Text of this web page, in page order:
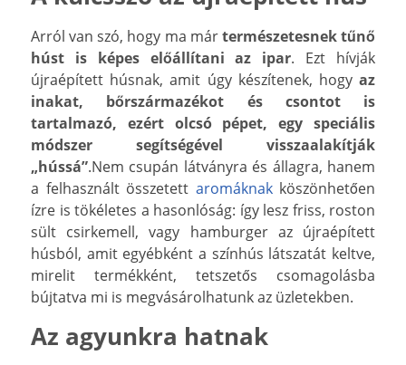
Arról van szó, hogy ma mártermészetesnek tűnő
húst is képes előállítani az ipar. Ezt hívják
újraépített húsnak, amit úgy készítenek, hogy az
inakat, bőrszármazékot és csontot is
tartalmazó, ezért olcsó pépet, egy speciális
módszer segítségével visszaalakítják
„hússá”.Nem csupán látványra és állagra, hanem
a felhasznált összetett aromáknakköszönhetően
ízre is tökéletes a hasonlóság: így lesz friss, roston
sült csirkemell, vagy hamburger az újraépített
húsból, amit egyébként a színhús látszatát keltve,
mirelit termékként, tetszetős csomagolásba
bújtatva mi is megvásárolhatunk az üzletekben.
Az agyunkra hatnak